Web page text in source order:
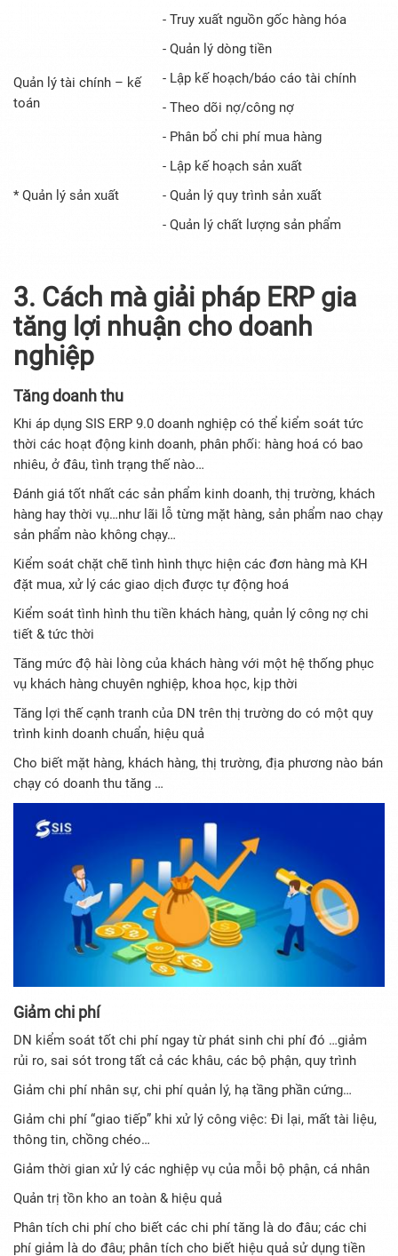
- Truy xuất nguồn gốc hàng hóa
Quản lý tài chính – kế
toán
- Quản lý dòng tiền
- Lập kế hoạch/báo cáo tài chính
- Theo dõi nợ/công nợ
- Phân bổ chi phí mua hàng
* Quản lý sản xuất
- Lập kế hoạch sản xuất
- Quản lý quy trình sản xuất
- Quản lý chất lượng sản phẩm
3. Cách mà giải pháp ERP gia
tăng lợi nhuận cho doanh
nghiệp
Tăng doanh thu
Khi áp dụng SIS ERP 9.0 doanh nghiệp có thể kiểm soát tức
thời các hoạt động kinh doanh, phân phối: hàng hoá có bao
nhiêu, ở đâu, tình trạng thế nào…
Đánh giá tốt nhất các sản phẩm kinh doanh, thị trường, khách
hàng hay thời vụ…như lãi lỗ từng mặt hàng, sản phẩm nao chạy
sản phẩm nào không chạy…
Kiểm soát chặt chẽ tình hình thực hiện các đơn hàng mà KH
đặt mua, xử lý các giao dịch được tự động hoá
Kiểm soát tình hình thu tiền khách hàng, quản lý công nợ chi
tiết & tức thời
Tăng mức độ hài lòng của khách hàng với một hệ thống phục
vụ khách hàng chuyên nghiệp, khoa học, kịp thời
Tăng lợi thế cạnh tranh của DN trên thị trường do có một quy
trình kinh doanh chuẩn, hiệu quả
Cho biết mặt hàng, khách hàng, thị trường, địa phương nào bán
chạy có doanh thu tăng …
Giảm chi phí
DN kiểm soát tốt chi phí ngay từ phát sinh chi phí đó …giảm
rủi ro, sai sót trong tất cả các khâu, các bộ phận, quy trình
Giảm chi phí nhân sự, chi phí quản lý, hạ tầng phần cứng…
Giảm chi phí “giao tiếp” khi xử lý công việc: Đi lại, mất tài liệu,
thông tin, chồng chéo…
Giảm thời gian xử lý các nghiệp vụ của mỗi bộ phận, cá nhân
Quản trị tồn kho an toàn & hiệu quả
Phân tích chi phí cho biết các chi phí tăng là do đâu; các chi
phí giảm là do đâu; phân tích cho biết hiệu quả sử dụng tiền